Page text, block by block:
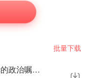
批量下载
《天机》第001集开篇努尔哈赤的政治嘱托1